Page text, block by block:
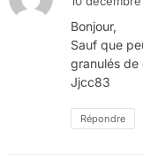
Bonjour,
Sauf que
granulés de
Jjcc83
Répondre